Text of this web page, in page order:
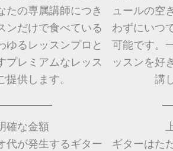
たの専属講師につき
ンだけで食べている
ゆるレッスンプロと
プレミアムなレッス
提供します。
ュールの空
わずにいつ
可能です。
ッスンを好
講
確な金額
代が発生するギター
ギターはた